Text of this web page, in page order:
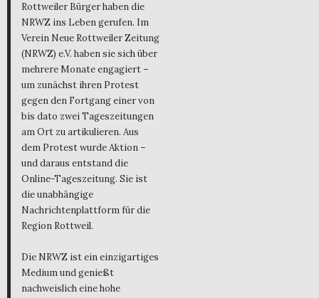
Rottweiler Bürger haben die
NRWZ ins Leben gerufen. Im
Verein Neue Rottweiler Zeitung
(NRWZ) e.V. haben sie sich über
mehrere Monate engagiert –
um zunächst ihren Protest
gegen den Fortgang einer von
bis dato zwei Tageszeitungen
am Ort zu artikulieren. Aus
dem Protest wurde Aktion –
und daraus entstand die
Online-Tageszeitung. Sie ist
die unabhängige
Nachrichtenplattform für die
Region Rottweil.
Die NRWZ ist ein einzigartiges
Medium und genießt
nachweislich eine hohe